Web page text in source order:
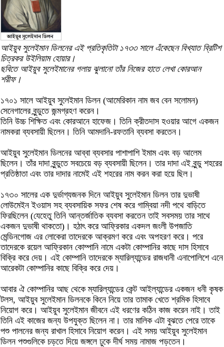
আইয়ুব সুলেইমান ডিলনের এই প্রতিকৃতিটা ১৭৩৩ সালে এঁকেছেন বিখ্যাত ব্রিটিশ
চিত্রকর উইলিয়াম হোয়ার।
ছবিতে আইয়ুব সুলেইমানের গলায় ঝুলানো তাঁর নিজের হাতে লেখা কোরআন
শরীফ।
১৭০১ সালে আইয়ুব সুলেইমান ডিলন (আমেরিকান নাম জব বেন সলোমন)
সেনেগালের বুন্ডুতে জন্মগ্রহণ করেন।
তিনি উচ্চ শিক্ষিত এবং কোরআনে হাফেজ। তিনি ক্রীতদাস হওয়ার আগে একজন
নামকরা ব্যবসায়ী ছিলেন। তিনি আমদানি-রফতানি ব্যবসা করতেন।
আইয়ুব সুলেইমান ডিলনের আব্বা ব্যবসার পাশাপাশি ইমাম এবং বড় আলেম
ছিলেন। তাঁর দাদা বুন্ডুতে সবচেয়ে বড় ব্যবসায়ী ছিলেন। তার দাদা এই বুন্ডু শহরের
প্রতিষ্ঠাতা এবং তার দাদার নামেই এই শহরের নাম করন করা হয়ে ছিল।
১৭৩০ সালের এক দুর্ভাগ্যজনক দিনে আইয়ুব সুলেইমান ডিলন তার দুভাষী
লোউমেইন ইওয়াস সহ ব্যবসায়িক সফর শেষ করে গাম্বিয়া নদী পথে বাড়িতে
ফিরছিলেন (যেহেতু তিনি আন্তর্জাতিক ব্যবসা করতেন তাই সবসময় তার সাথে
একজন দুভাষী থাকতো)। হঠাৎ করে আফ্রিকার একদল জংলী উপজাতি
মেন্ডিনগোজ এর লোকেরা তাদেরকে আক্রমণ করে এবং অপহরণ করে। পরে
তাদেরকে রয়েল আফ্রিকান কোম্পানি নামে একটা কোম্পানির কাছে দাস হিসাবে
বিক্রি করে দেয়। এই কোম্পানি তাদেরকে ম্যারিল্যান্ডের রাজধানী এনাপোলিশে এনে
আরেকটা কোম্পানির কাছে বিক্রি করে দেয়।
আবার ঐ কোম্পানির আছ থেকে ম্যারিল্যান্ডের কেন্ট আইল্যান্ডের একজন ধনী কৃষক
টলস, আইয়ুব সুলেইমান ডিলনকে কিনে নিয়ে তার তামাক খেতে শ্রমিক হিসাবে
নিয়োগ করে। আইয়ুব সুলেইমান জীবনে এই ধরণের কঠিন কাজ করেন নাই। তাই
তিনি এই কাজের জন্য উপযুক্ত ছিলেন না। তার মালিক এটা বুঝতে পেরে তাকে
পশু পালনের জন্য রাখাল হিসাবে নিয়োগ করেন। এই সময় আইয়ুব সুলেইমান
ডিলন পশুগুলিকে চড়তে দিয়ে জঙ্গলে ঢুকে দীর্ঘ সময় নামাজ পড়তেন।